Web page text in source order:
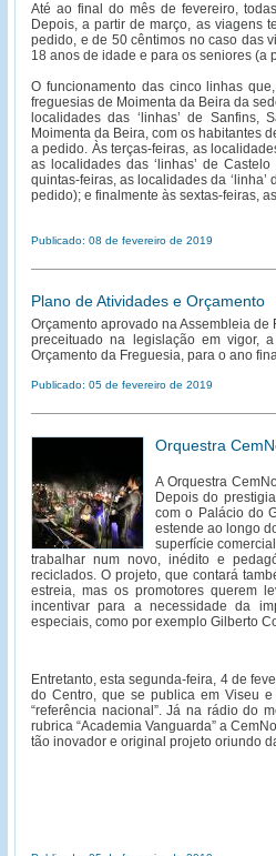
Até ao final do mês de fevereiro,
Depois, a partir de março, as viagens
pedido, e de 50 cêntimos no caso das
18 anos de idade e para os seniores (a
O funcionamento das cinco linhas
freguesias de Moimenta da Beira da
localidades das ‘linhas’ de
Moimenta da Beira, com os habitantes
a pedido. Às terças-feiras, as
as localidades das ‘linhas’ de
quintas-feiras, as localidades da
pedido); e finalmente às sextas-feiras,
Publicado: 08 de fevereiro de 2019
Plano de Atividades e Orçamento
Orçamento aprovado na Assembleia
preceituado na legislação em vigor,
Orçamento da Freguesia, para o ano
Publicado: 05 de fevereiro de 2019
Orquestra
A Orquestra
Depois do
com o Palácio do
estende ao longo
superfície
trabalhar num novo, inédito e
reciclados. O projeto, que contará
estreia, mas os promotores querem
incentivar para a necessidade da
especiais, como por exemplo Gilberto
Entretanto, esta segunda-feira, 4 de
do Centro, que se publica em Viseu
“referência nacional”. Já na rádio do
rubrica “Academia Vanguarda” a
tão inovador e original projeto oriundo